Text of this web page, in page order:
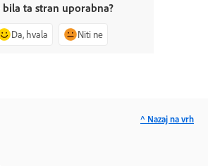
ta stran uporabna?
Da, hvala Niti ne
^ Nazaj na vrh